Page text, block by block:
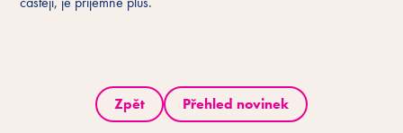
Zpět Přehled novinek